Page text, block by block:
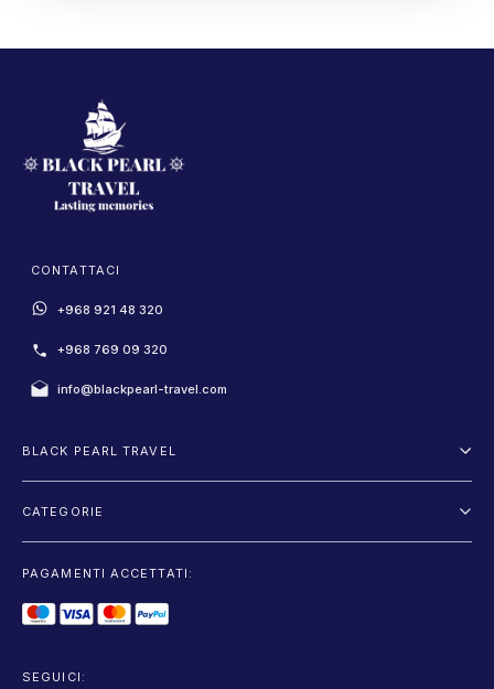
CONTATTACI
+968 921 48 320
+968 769 09 320
info@blackpearl-travel.com
BLACK PEARL TRAVEL
Informativa sulla Privacy
Blog
CATEGORIE
Noleggio Auto
PAGAMENTI ACCETTATI:
SEGUICI: